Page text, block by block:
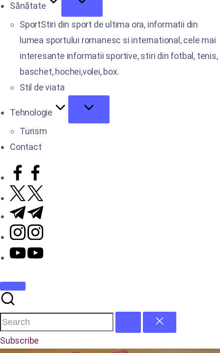
Sănătate
SportStiri din sport de ultima ora, informatii din
lumea sportului romanesc si international, cele mai
interesante informatii sportive, stiri din fotbal, tenis,
baschet, hochei,volei, box.
Stil de viata
Tehnologie
Turism
Contact
Subscribe